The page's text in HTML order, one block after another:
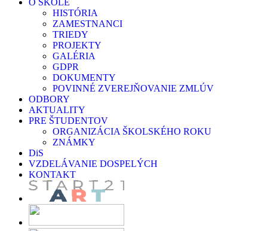
O ŠKOLE
HISTÓRIA
ZAMESTNANCI
TRIEDY
PROJEKTY
GALÉRIA
GDPR
DOKUMENTY
POVINNÉ ZVEREJŇOVANIE ZMLÚV
ODBORY
AKTUALITY
PRE ŠTUDENTOV
ORGANIZÁCIA ŠKOLSKÉHO ROKU
ZNÁMKY
DiS
VZDELÁVANIE DOSPELÝCH
KONTAKT